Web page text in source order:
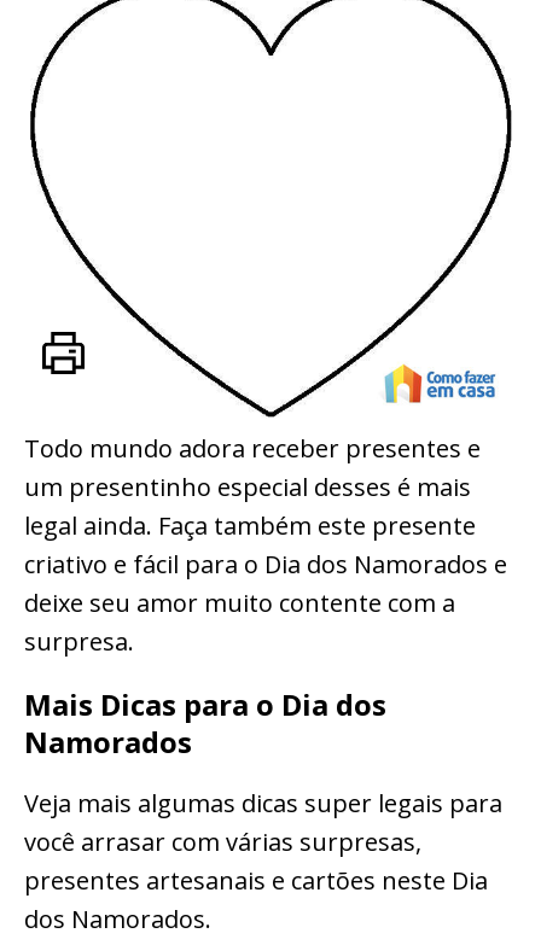
Todo mundo adora receber presentes e
um presentinho especial desses é mais
legal ainda. Faça também este presente
criativo e fácil para o Dia dos Namorados e
deixe seu amor muito contente com a
surpresa.
Mais Dicas para o Dia dos
Namorados
Veja mais algumas dicas super legais para
você arrasar com várias surpresas,
presentes artesanais e cartões neste Dia
dos Namorados.